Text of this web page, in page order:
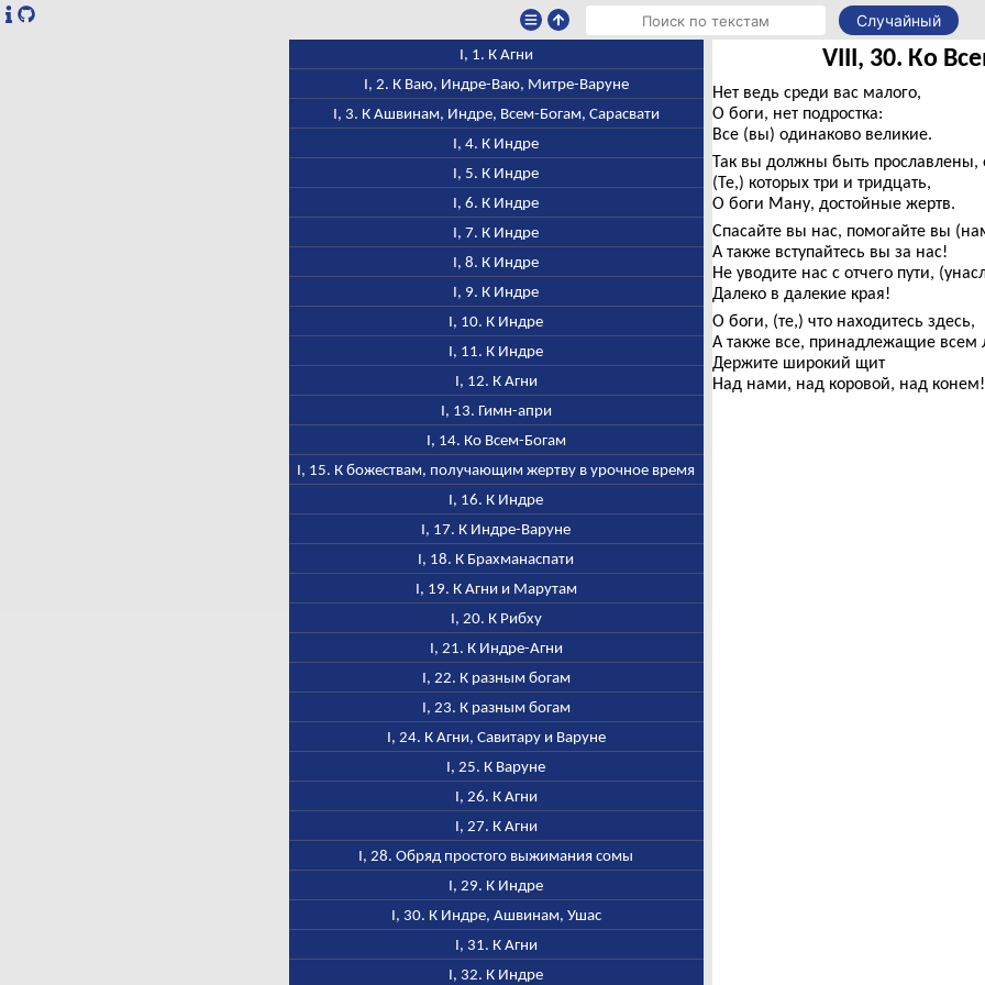
Случайный
I, 1. К Агни
I, 2. К Ваю, Индре-Ваю, Митре-Варуне
I, 3. К Ашвинам, Индре, Всем-Богам, Сарасвати
I, 4. К Индре
I, 5. К Индре
I, 6. К Индре
I, 7. К Индре
I, 8. К Индре
I, 9. К Индре
I, 10. К Индре
I, 11. К Индре
I, 12. К Агни
I, 13. Гимн-апри
I, 14. Ко Всем-Богам
I, 15. К божествам, получающим жертву в урочное время
I, 16. К Индре
I, 17. К Индре-Варуне
I, 18. К Брахманаспати
I, 19. К Агни и Марутам
I, 20. К Рибху
I, 21. К Индре-Агни
I, 22. К разным богам
I, 23. К разным богам
I, 24. К Агни, Савитару и Варуне
I, 25. К Варуне
I, 26. К Агни
I, 27. К Агни
I, 28. Обряд простого выжимания сомы
I, 29. К Индре
I, 30. К Индре, Ашвинам, Ушас
I, 31. К Агни
I, 32. К Индре
VIII, 30. Ко
Нет ведь среди вас малого,
О боги, нет подростка:
Все (вы) одинаково великие.
Так вы должны быть прославлены,
(Те,) которых три и тридцать,
О боги Ману, достойные жертв.
Спасайте вы нас, помогайте вы
А также вступайтесь вы за нас!
Не уводите нас с отчего пути,
Далеко в далекие края!
О боги, (те,) что находитесь здесь,
А также все, принадлежащие
Держите широкий щит
Над нами, над коровой, над конем!